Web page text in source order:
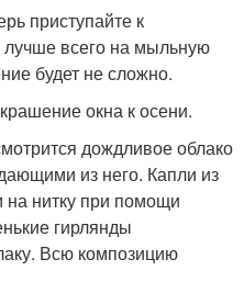
приступайте к
лучше всего на мыльную
будет не сложно.
окна к осени.
дождливое облако
из него. Капли из
на нитку при помощи
гирлянды
Всю композицию